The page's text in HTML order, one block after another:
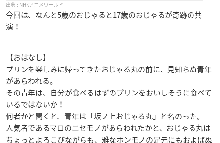
NHKアニメワールド
今回は、なんと5歳のおじゃると17歳のおじゃるが奇跡の共
演！
【おはなし】
プリンを楽しみに帰ってきたおじゃる丸の前に、見知らぬ青年
があらわれる。
その青年は、自分が食べるはずのプリンをおいしそうに食べて
いるではないか！
何者かと聞くと、青年は「坂ノ上おじゃる丸」と名のった。
人気者であるマロのニセモノがあらわれたかと、おじゃる丸は
ちょっとよろこびながらも、雅なホンモノの足元にもおよばぬ